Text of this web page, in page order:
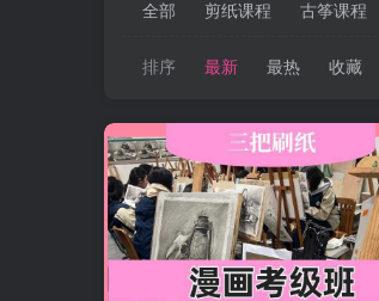
全部 剪纸课程 古筝课程
排序 最新 最热 收藏